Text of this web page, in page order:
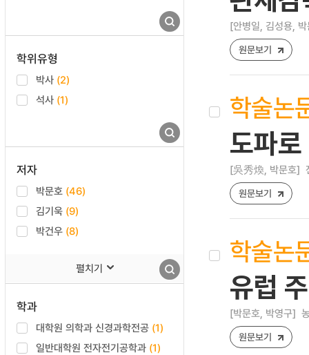
학위유형
박사 (2)
석사 (1)
저자
박문호 (46)
김기욱 (9)
박건우 (8)
펼치기
학과
대학원 의학과 신경과학전공 (1)
일반대학원 전자전기공학과 (1)
[안병일, 김성용,
원문보기
학술논
도파
[吳秀煥, 박문호]
원문보기
학술논
유럽
[박문호, 박영구]
원문보기